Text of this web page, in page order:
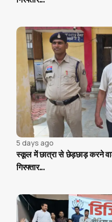
5 days ago
स्कूल में छात्रा से छेड़छाड़ करने
गिरफ्तार...